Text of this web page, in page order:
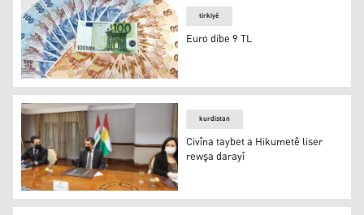
Euro dibe 9 TL
tirkiyê
Euro dibe 9 TL
Civîna taybet a Hikumetê liser rewşa darayî
kurdistan
Civîna taybet a Hikumetê liser
rewşa darayî